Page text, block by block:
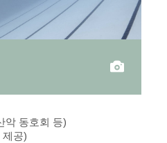
악 동호회 등)
제공)